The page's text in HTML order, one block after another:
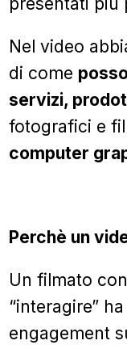
Nel video
di come
servizi,
fotografici e
computer
Perchè un
Un filmato
“interagire”
engagement